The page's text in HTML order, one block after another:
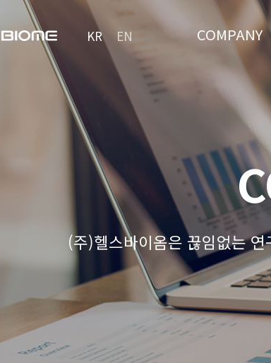
COMPANY
KR EN
(주)헬스바이옴은 끊임없는